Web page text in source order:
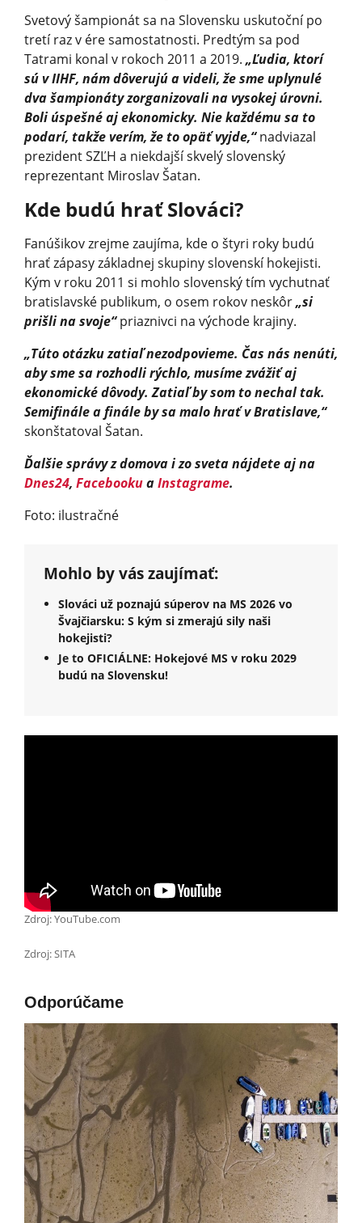
Svetový šampionát sa na Slovensku uskutoční po
tretí raz v ére samostatnosti. Predtým sa pod
Tatrami konal v rokoch 2011 a 2019. „Ľudia, ktorí
sú v IIHF, nám dôverujú a videli, že sme uplynulé
dva šampionáty zorganizovali na vysokej úrovni.
Boli úspešné aj ekonomicky. Nie každému sa to
podarí, takže verím, že to opäť vyjde,“nadviazal
prezident SZĽH a niekdajší skvelý slovenský
reprezentant Miroslav Šatan.
Kde budú hrať Slováci?
Fanúšikov zrejme zaujíma, kde o štyri roky budú
hrať zápasy základnej skupiny slovenskí hokejisti.
Kým v roku 2011 si mohlo slovenský tím vychutnať
bratislavské publikum, o osem rokov neskôr„si
prišli na svoje“priaznivci na východe krajiny.
„Túto otázku zatiaľ nezodpovieme. Čas nás nenúti,
aby sme sa rozhodli rýchlo, musíme zvážiť aj
ekonomické dôvody. Zatiaľ by som to nechal tak.
Semifinále a finále by sa malo hrať v Bratislave,“
skonštatoval Šatan.
Ďalšie správy z domova i zo sveta nájdete aj na
Dnes24, FacebookuaInstagrame.
Foto: ilustračné
Mohlo by vás zaujímať:
Slováci už poznajú súperov na MS 2026 vo
Švajčiarsku: S kým si zmerajú sily naši
hokejisti?
Je to OFICIÁLNE: Hokejové MS v roku 2029
budú na Slovensku!
Zdroj: YouTube.com
Zdroj: SITA
Odporúčame